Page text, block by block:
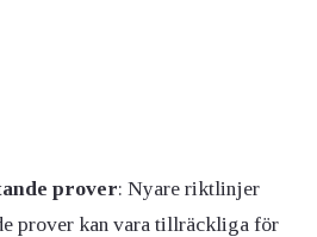
prover: Nyare riktlinjer
prover kan vara tillräckliga för